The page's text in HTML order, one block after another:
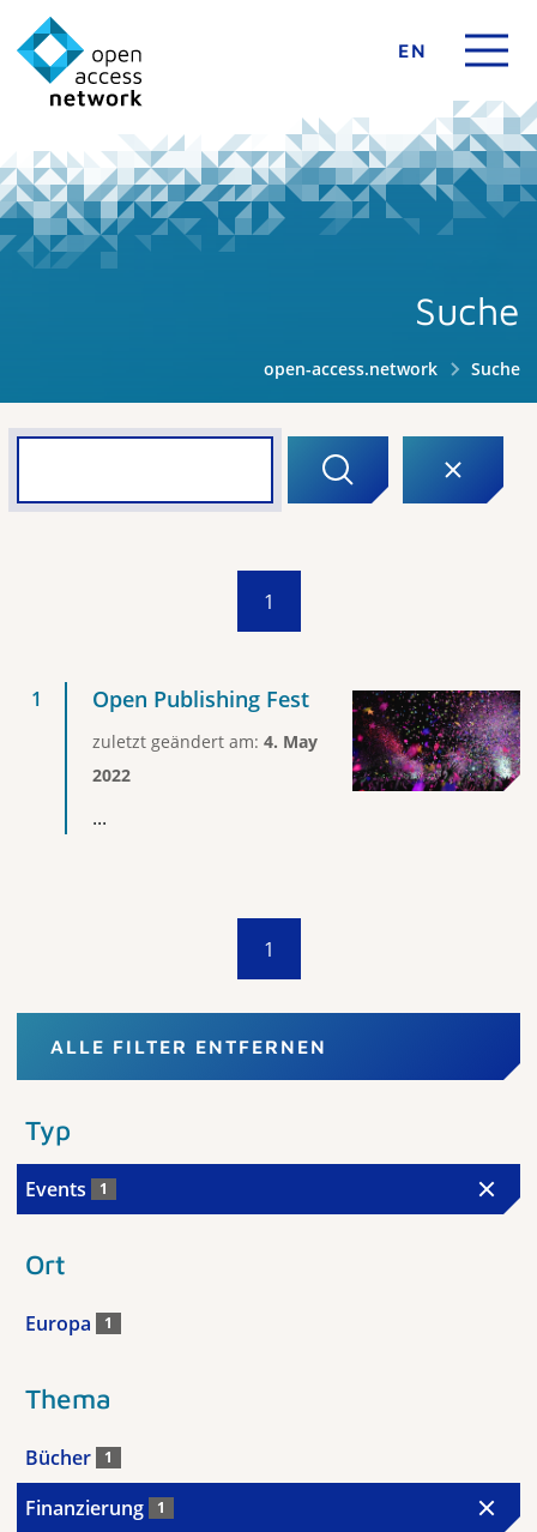
EN
Suche
open-access.network Suche
1
Open Publishing Fest
zuletzt geändert am: 4. May
2022
...
1
ALLE FILTER ENTFERNEN
Typ
Events 1
Ort
Europa 1
Thema
Bücher 1
Finanzierung 1